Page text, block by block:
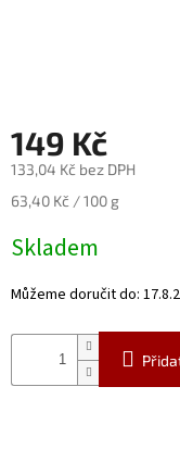
149 Kč
133,04 Kč bez DPH
Měrná
63,40 Kč / 100 g
Skladem
Můžeme doručit do: